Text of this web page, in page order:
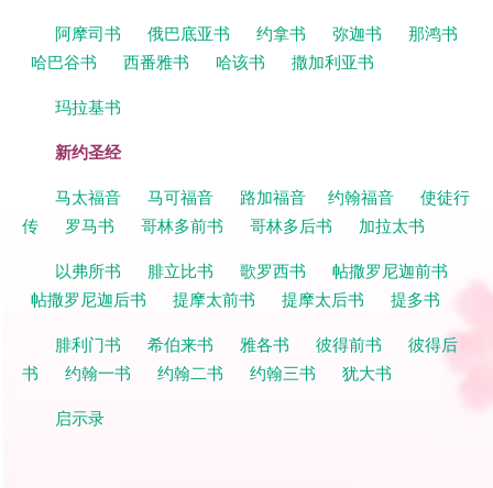
阿摩司书
俄巴底亚书 约拿书 弥迦书
那鸿书
哈巴谷书
西番雅书 哈该书
撒加利亚书
玛拉基书
新约圣经
马太福音 马可福音 路加福音 约翰福音
使徒行
传
罗马书 哥林多前书 哥林多后书
加拉太书
以弗所书
腓立比书 歌罗西书
帖撒罗尼迦前书
帖撒罗尼迦后书
提摩太前书 提摩太后书
提多书
腓利门书
希伯来书 雅各书 彼得前书
彼得后
书
约翰一书 约翰二书 约翰三书
犹大书
启示录